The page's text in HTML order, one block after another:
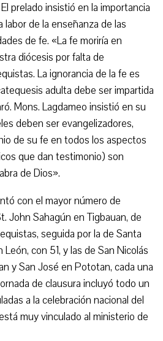
El prelado insistió en la importancia
labor de la enseñanza de las
de fe. «La fe moriría en
diócesis por falta de
La ignorancia de la fe es
adulta debe ser impartida
Mons. Lagdameo insistió en su
deben ser evangelizadores,
de su fe en todos los aspectos
que dan testimonio) son
de Dios».
con el mayor número de
John Sahagún en Tigbauan, de
seguida por la de Santa
con 51, y las de San Nicolás
y San José en Pototan, cada una
de clausura incluyó todo un
a la celebración nacional del
muy vinculado al ministerio de